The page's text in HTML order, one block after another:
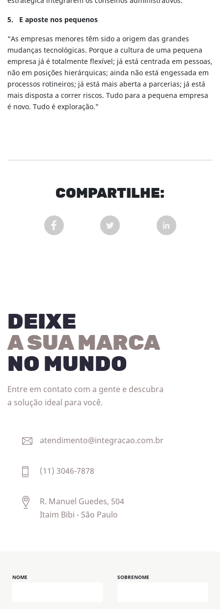
COMPARTILHE:
COMPARTILHAR POST NO FACEBOOK EM NOVA
COMPARTILHAR POST NO
5. E aposte nos pequenos
“As empresas menores têm sido a origem das grandes
mudanças tecnológicas. Porque a cultura de uma pequena
empresa já é totalmente flexível; já está centrada em pessoas,
não em posições hierárquicas; ainda não está engessada em
processos rotineiros; já está mais aberta a parcerias; já está
mais disposta a correr riscos. Tudo para a pequena empresa
é novo. Tudo é exploração.”
DEIXE
A SUA MARCA
NO MUNDO
Entre em contato com a gente e descubra
a solução ideal para você.
atendimento@integracao.com.br
(11) 3046-7878
R. Manuel Guedes, 504
Itaim Bibi - São Paulo
NOME SOBRENOME